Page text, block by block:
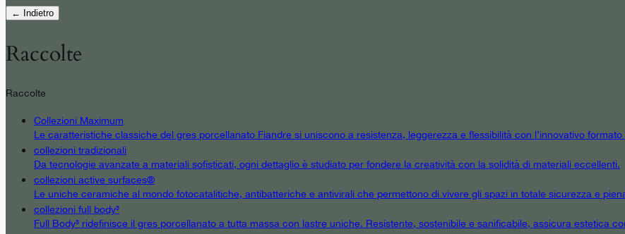
← Indietro
Raccolte
Raccolte
Collezioni Maximum
Le caratteristiche classiche del gres porcellanato Fiandre si uniscono a resistenza, leggerezza e flessibilità con l’innovativo
collezioni tradizionali
Da tecnologie avanzate a materiali sofisticati, ogni dettaglio è studiato per fondere la creatività con la solidità di materiali eccellenti.
collezioni active surfaces®
Le uniche ceramiche al mondo fotocatalitiche, antibatteriche e antivirali che permettono di vivere gli spazi in totale sicurezza e
collezioni full body³
Full Body³ ridefinisce il gres porcellanato a tutta massa con lastre uniche. Resistente, sostenibile e sanificabile, assicura estetica